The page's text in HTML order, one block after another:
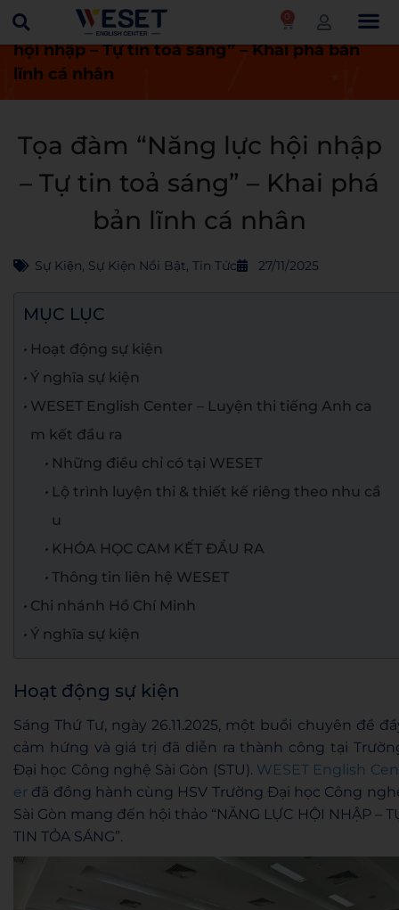
0
Trang chủ Tin tức
Tọa đàm “Năng lực
hội nhập – Tự tin toả sáng” – Khai phá bản
lĩnh cá nhân
Tọa đàm “Năng lực hội nhập
– Tự tin toả sáng” – Khai phá
bản lĩnh cá nhân
Sự Kiện, Sự Kiện Nổi Bật, Tin Tức 27/11/2025
MỤC LỤC
Hoạt động sự kiện
Ý nghĩa sự kiện
WESET English Center – Luyện thi tiếng Anh ca
m kết đầu ra
Những điều chỉ có tại WESET
Lộ trình luyện thi & thiết kế riêng theo nhu cầ
u
KHÓA HỌC CAM KẾT ĐẦU RA
Thông tin liên hệ WESET
Chi nhánh Hồ Chí Minh
Ý nghĩa sự kiện
Hoạt động sự kiện
Sáng Thứ Tư, ngày 26.11.2025, một buổi chuyên đề
cảm hứng và giá trị đã diễn ra thành công tại
Đại học Công nghệ Sài Gòn (STU). WESET English
er đã đồng hành cùng HSV Trường Đại học Công
Sài Gòn mang đến hội thảo “NĂNG LỰC HỘI NHẬP –
TIN TỎA SÁNG”.